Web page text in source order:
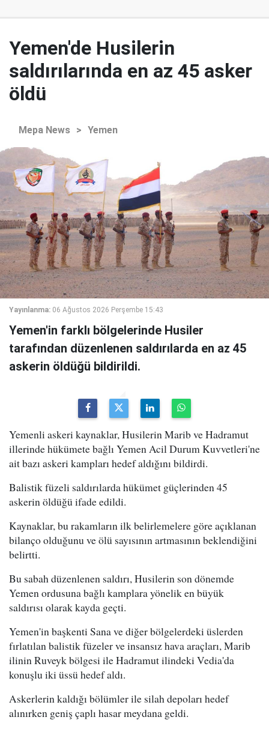
Yemen'de Husilerin
saldırılarında en az 45 asker
öldü
Mepa News > Yemen
Yayınlanma: 06 Ağustos 2026 Perşembe 15:43
Yemen'in farklı bölgelerinde Husiler
tarafından düzenlenen saldırılarda en az 45
askerin öldüğü bildirildi.
Yemenli askeri kaynaklar, Husilerin Marib ve Hadramut
illerinde hükümete bağlı Yemen Acil Durum Kuvvetleri'ne
ait bazı askeri kampları hedef aldığını bildirdi.
Balistik füzeli saldırılarda hükümet güçlerinden 45
askerin öldüğü ifade edildi.
Kaynaklar, bu rakamların ilk belirlemelere göre açıklanan
bilanço olduğunu ve ölü sayısının artmasının beklendiğini
belirtti.
Bu sabah düzenlenen saldırı, Husilerin son dönemde
Yemen ordusuna bağlı kamplara yönelik en büyük
saldırısı olarak kayda geçti.
Yemen'in başkenti Sana ve diğer bölgelerdeki üslerden
fırlatılan balistik füzeler ve insansız hava araçları, Marib
ilinin Ruveyk bölgesi ile Hadramut ilindeki Vedia'da
konuşlu iki üssü hedef aldı.
Askerlerin kaldığı bölümler ile silah depoları hedef
alınırken geniş çaplı hasar meydana geldi.